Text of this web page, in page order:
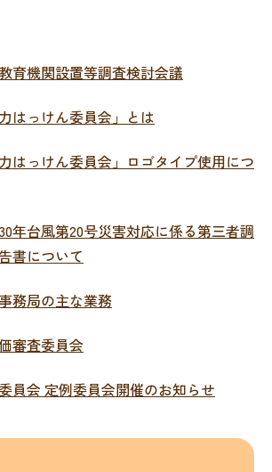
育機関設置等調査検討会議
はっけん委員会」とは
はっけ­ん委員会」ロゴタイプ­使用につ
年台風第20号災害対応に係る第三者調
書について
務局の主な業務
審査委員会
員会 定例委員会開催のお知らせ